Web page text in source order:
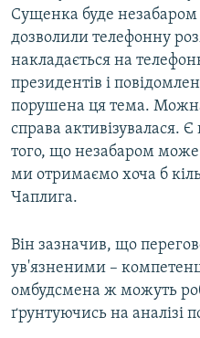
Сущенка буде незабаром
дозволили телефонну
накладається на
президентів і
порушена ця тема.
справа активізувалася.
того, що незабаром може
ми отримаємо хоча б
Чаплига.
Він зазначив, що
ув'язненими –
омбудсмена ж можуть
ґрунтуючись на аналізі